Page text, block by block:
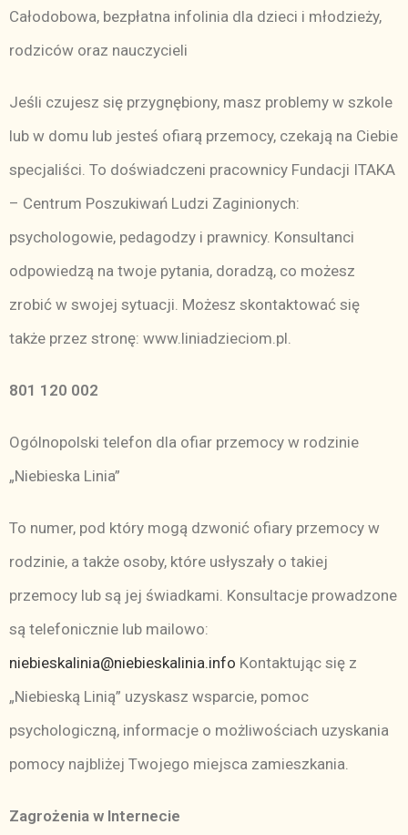
Całodobowa, bezpłatna infolinia dla dzieci i młodzieży,
rodziców oraz nauczycieli
Jeśli czujesz się przygnębiony, masz problemy w szkole
lub w domu lub jesteś ofiarą przemocy, czekają na Ciebie
specjaliści. To doświadczeni pracownicy Fundacji ITAKA
– Centrum Poszukiwań Ludzi Zaginionych:
psychologowie, pedagodzy i prawnicy. Konsultanci
odpowiedzą na twoje pytania, doradzą, co możesz
zrobić w swojej sytuacji. Możesz skontaktować się
także przez stronę: www.liniadzieciom.pl.
801 120 002
Ogólnopolski telefon dla ofiar przemocy w rodzinie
„Niebieska Linia”
To numer, pod który mogą dzwonić ofiary przemocy w
rodzinie, a także osoby, które usłyszały o takiej
przemocy lub są jej świadkami. Konsultacje prowadzone
są telefonicznie lub mailowo:
niebieskalinia@niebieskalinia.info Kontaktując się z
„Niebieską Linią” uzyskasz wsparcie, pomoc
psychologiczną, informacje o możliwościach uzyskania
pomocy najbliżej Twojego miejsca zamieszkania.
Zagrożenia w Internecie